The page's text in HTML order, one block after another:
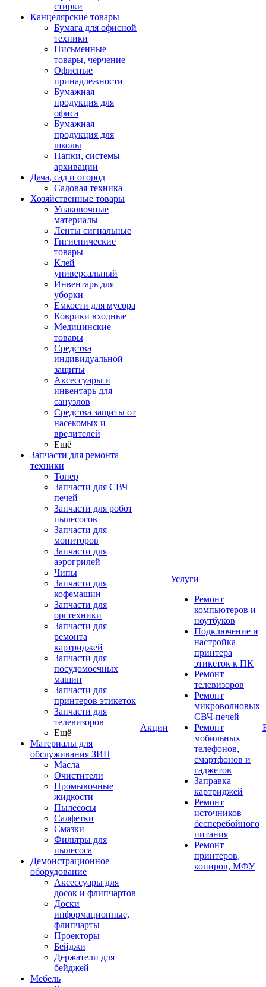
стирки
Канцелярские товары
Бумага для офисной
техники
Письменные
товары, черчение
Офисные
принадлежности
Бумажная
продукция для
офиса
Бумажная
продукция для
школы
Папки, системы
архивации
Дача, сад и огород
Садовая техника
Хозяйственные товары
Упаковочные
материалы
Ленты сигнальные
Гигиенические
товары
Клей
универсальный
Инвентарь для
уборки
Емкости для мусора
Коврики входные
Медицинские
товары
Средства
индивидуальной
защиты
Аксессуары и
инвентарь для
санузлов
Средства защиты от
насекомых и
вредителей
Ещё
Запчасти для ремонта
техники
Тонер
Запчасти для СВЧ
печей
Запчасти для робот
пылесосов
Запчасти для
мониторов
Запчасти для
аэрогрилей
Чипы
Запчасти для
кофемашин
Запчасти для
оргтехники
Запчасти для
ремонта
картриджей
Запчасти для
посудомоечных
машин
Запчасти для
принтеров этикеток
Запчасти для
телевизоров
Ещё
Материалы для
обслуживания ЗИП
Масла
Очистители
Промывочные
жидкости
Пылесосы
Салфетки
Смазки
Фильтры для
пылесоса
Демонстрационное
оборудование
Аксессуары для
досок и флипчартов
Доски
информационные,
флипчарты
Проекторы
Бейджи
Держатели для
бейджей
Мебель
Акции
Услуги
Ремонт
компьютеров и
ноутбуков
Подключение и
настройка
принтера
этикеток к ПК
Ремонт
телевизоров
Ремонт
микроволновых
СВЧ-печей
Ремонт
мобильных
телефонов,
смартфонов и
гаджетов
Заправка
картриджей
Ремонт
источников
бесперебойного
питания
Ремонт
принтеров,
копиров, МФУ